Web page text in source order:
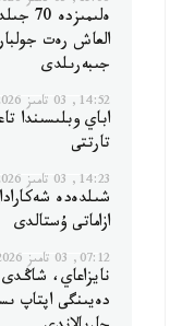
العاش رەت
جىبەرىلدى
14:52, 03 تامىز 2026
اباي وبلىسىندا
تارتتى
14:23, 03 تامىز 2026
ازاماتى ۇستالدى
07:12, 03 تامىز 2026